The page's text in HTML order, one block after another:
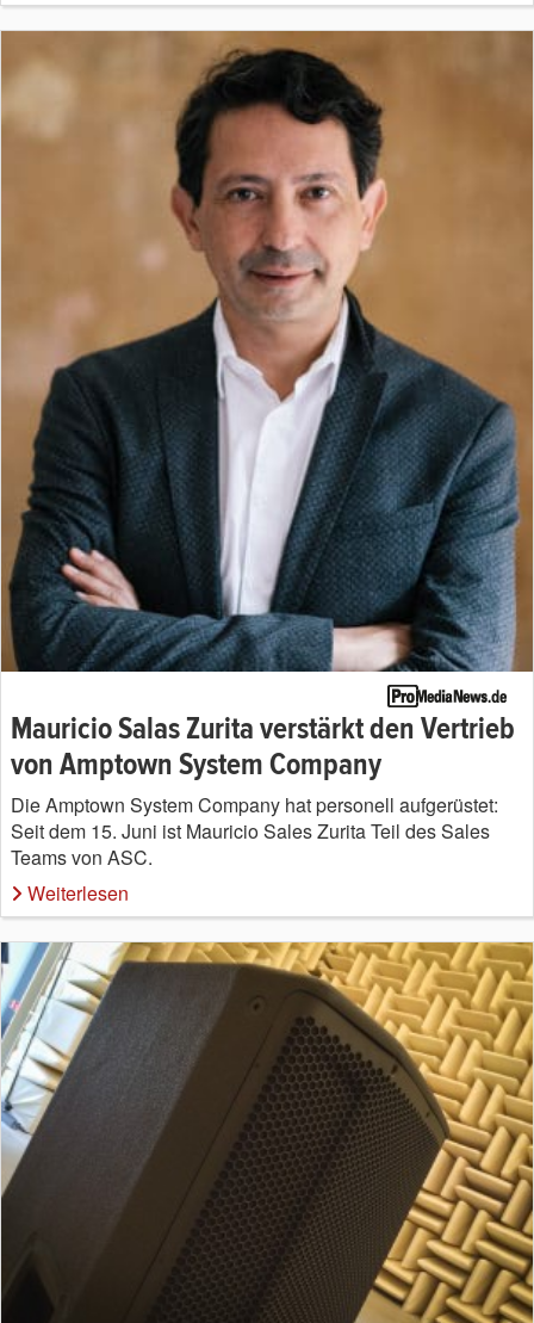
Mauricio Salas Zurita verstärkt den Vertrieb
von Amptown System Company
Die Amptown System Company hat personell aufgerüstet:
Seit dem 15. Juni ist Mauricio Sales Zurita Teil des Sales
Teams von ASC.
Weiterlesen